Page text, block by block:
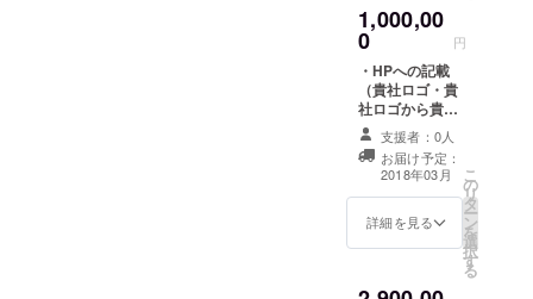
予定)
ゴ・社名記載 ・
チラシの同封
当日配布パンフ
レット ・第5回
トラックドライ
バー甲子園DVD
送付 御社ロゴを
パンフレットお
よび、HPに記載
する為、データ
ます。 ※注意※パ
ンフレットの記
サーパネルに関
1,000,00
0 円
・HPへの記載
（貴社ロゴ・貴
社ロゴから貴社
HPへリンク）
・チラシへの掲
載（貴社ロゴ）
・大会当日 ス
ライドでの紹
介 ロゴ・社名
支援者：0人
お届け予定：
2018年03月
詳細を見る
こ
の
リ
タ
ー
ン
を
選
択
す
る